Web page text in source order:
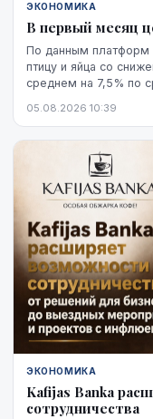
ЭКОНОМИКА
В первый месяц
По данным платформ
птицу и яйца со
среднем на 7,5% по
данный момент - до
05.08.2026 10:39
ЭКОНОМИКА
Kafijas Banka
сотрудничества